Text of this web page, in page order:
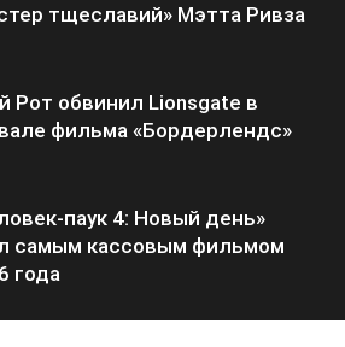
тщеславий» Мэтта Ривза
Рот обвинил Lionsgate в
фильма «Бордерлендс»
паук 4: Новый день»
самым кассовым фильмом
года